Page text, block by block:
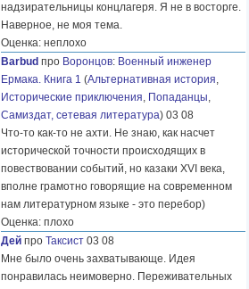
надзирательницы концлагеря. Я не в восторге.
Наверное, не моя тема.
Оценка: неплохо
Barbud про Воронцов: Военный инженер
Ермака. Книга 1 (Альтернативная история,
Исторические приключения, Попаданцы,
Самиздат, сетевая литература) 03 08
Что-то как-то не ахти. Не знаю, как насчет
исторической точности происходящих в
повествовании событий, но казаки XVI века,
вполне грамотно говорящие на современном
нам литературном языке - это перебор)
Оценка: плохо
Дей про Таксист 03 08
Мне было очень захватывающе. Идея
понравилась неимоверно. Переживательных